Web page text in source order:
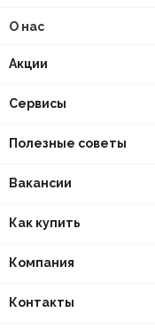
О нас
Акции
Сервисы
Полезные советы
Вакансии
Как купить
Компания
Контакты